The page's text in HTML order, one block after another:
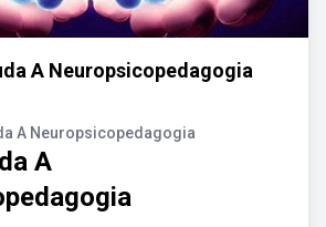
A Neuropsicopedagogia
A Neuropsicopedagogia
A